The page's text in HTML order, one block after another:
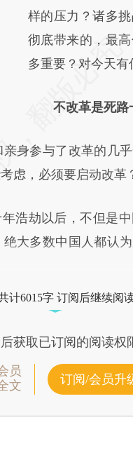
样的压力？诸多
彻底带来的，最
多重要？对今天有
不改革是死路
身参与了改革的几
虑，必须要启动改革
年浩劫以后，不但是
大多数中国人都认
计6015字 订阅后继续阅
获取已订阅的阅读权
员
文
订阅/会员升